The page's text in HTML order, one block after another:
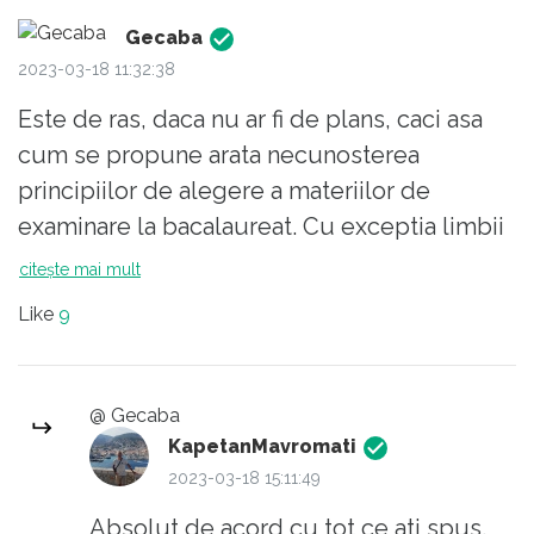
În rest, aveți dreptate: în școală n-ar
trebui să se predea religie
cine dorește, dar, ca materie de
cultură generală, multă lume -
inclusiv ateii - și-ar dori o istorie a
religiilor.
Gecaba
2023-03-18 11:32:38
Este de ras, daca nu ar fi de plans, caci asa
cum se propune arata necunosterea
principiilor de alegere a materiilor de
examinare la bacalaureat. Cu exceptia limbii
romane, toate celelalte materii se aleg in
de ore alocat, cu examene pe parcursul
anului, cu um curriculum aprobat. Se
propune tam-nesam religia, materie
optionala momentan, sa devina materie de
examinare la bacalaureat, indiferent de
citește mai mult
Like 9
@ Gecaba
KapetanMavromati
2023-03-18 15:11:49